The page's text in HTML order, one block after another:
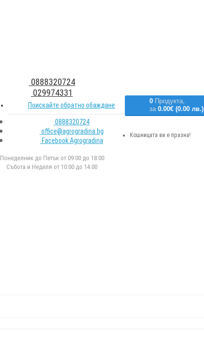
0888320724
029974331
Поискайте обратно обаждане
0888320724
office@agrogradina.bg
Facebook Agrogradina
Понеделник до Петък от 09:00 до 18:00
Събота и Неделя от 10:00 до 14:00
0 Продукта,
за 0.00€ (0.00 лв.)
Кошницата ви е празна!